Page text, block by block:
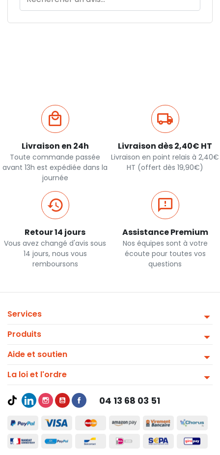
Livraison en 24h
Toute commande passée
avant 13h est expédiée dans la
journée
Livraison dès 2,40€ HT
Livraison en point relais à 2,40€
HT (offert dès 19,90€)
Retour 14 jours
Vous avez changé d'avis sous
14 jours, nous vous
remboursons
Assistance Premium
Nos équipes sont à votre
écoute pour toutes vos
questions
Services
Produits
Aide et soutien
La loi et l'ordre
04 13 68 03 51